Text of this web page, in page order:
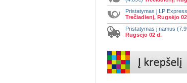
Pristatymas į LP
Trečiadienį, Rugsėjo
Pristatymas į namus
Rugsėjo 02 d.